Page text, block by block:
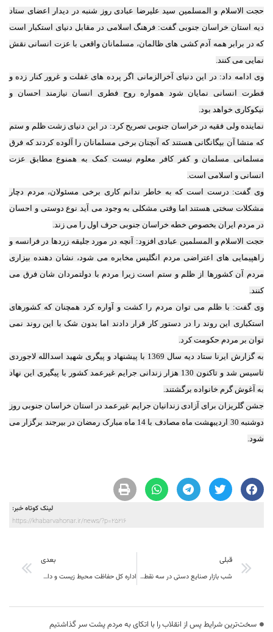
حجت الاسلام و المسلمین سید علیرضا عبادی روز شنبه در دیدار اعضای ستاد
دیه استان خراسان جنوبی گفت: فرهنگ اسلامی در مقابل دنیای استکبار است
که در برابر همه آدم کشی های ظالمان، مسلمانان واقعی با عزت انسانی نقش
نمایی می کنند.
وی ادامه داد: در این دنیای آخرالزمانی اگر پرده های غفلت و غرور کنار زده و
فطرت انسانی نمایان شود همواره روح فطری انسان نیازمند احسان و
نیکوکاری خواهد بود.
نماینده ولی فقیه در خراسان جنوبی تصریح کرد: در این دنیای زشت ظلم و ستم
که منشا آن بیگانگانی هستند که آنچنان برخی مسلمانان را آلوده کردند که فرق
مسلمانی مسلمان و کفر کافر معلوم نیست کمک به همنوع مطابق عزت
انسانی و اسلامی است.
وی گفت: درست است که به خاطر ندانم کاری برخی مسئولان، مردم دچار
مشکلات سختی هستند اما وقتی مشکلی به وجود می آید نوع دوستی و احسان
در مردم ایران بخصوص خطه خراسان جنوبی حرف اول را می زند.
حجت الاسلام و المسلمین عبادی افزود: آنچه در مورد جلیقه زردها در فرانسه و
راهپیمایی های اعتراضی مردم انگلیس مخابره می شود، نشان دهنده بیزاری
مردم آن کشورها از ظلم و ستم است زیرا مردم با دولتمردان شان فرق می
کنند.
وی گفت: با ظلم می توان مردم را کشت و آواره کرد همچنان که کشورهای
استکباری این روند را در دستور کار قرار دادند اما بدون شک با این روند نمی
توان بر مردم حکومت کرد.
به گزارش ایرنا ستاد دیه سال 1369 با پیشنهاد و پیگری شهید اسدالله لاجوردی
تاسیس شد و تاکنون 130 هزار زندانی جرایم غیرعمد کشور با پیگیری این نهاد
به آغوش گرم خانواده برگشتند.
جشن گلریزان برای آزادی زندانیان جرایم غیرعمد در استان خراسان جنوبی روز
دوشنبه 30 اردیبهشت ماه مصادف با 14 ماه مبارک رمضان در بیرجند برگزار می
شود.
لینک کوتاه خبر:
https://khabarvahonar.ir/news/?p=25216
قبلی
شب بازار صنایع دستی در سه نقطه در بیرجند راه اندازی شد(جنوب بیرجند )
بعدی
اداره کل حفاظت محیط زیست و دامپزشکی خراسان جنوبی تفاهم نامه همکاری امضاء کردند
سخت‌ترین شرایط پس از انقلاب را با اتکای به مردم پشت سر گذاشتیم